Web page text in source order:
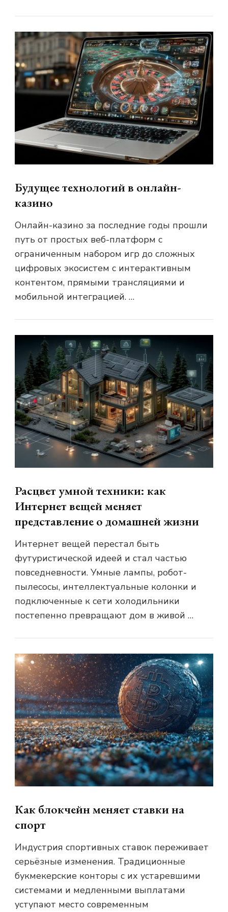
Будущее технологий в онлайн-
казино
Онлайн-казино за последние годы прошли
путь от простых веб-платформ с
ограниченным набором игр до сложных
цифровых экосистем с интерактивным
контентом, прямыми трансляциями и
мобильной интеграцией. …
Расцвет умной техники: как
Интернет вещей меняет
представление о домашней жизни
Интернет вещей перестал быть
футуристической идеей и стал частью
повседневности. Умные лампы, робот-
пылесосы, интеллектуальные колонки и
подключенные к сети холодильники
постепенно превращают дом в живой …
Как блокчейн меняет ставки на
спорт
Индустрия спортивных ставок переживает
серьёзные изменения. Традиционные
букмекерские конторы с их устаревшими
системами и медленными выплатами
уступают место современным